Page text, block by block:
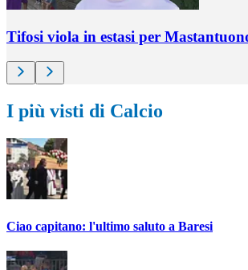
Tifosi viola in estasi per
I più visti di Calcio
Ciao capitano: l'ultimo saluto a Baresi